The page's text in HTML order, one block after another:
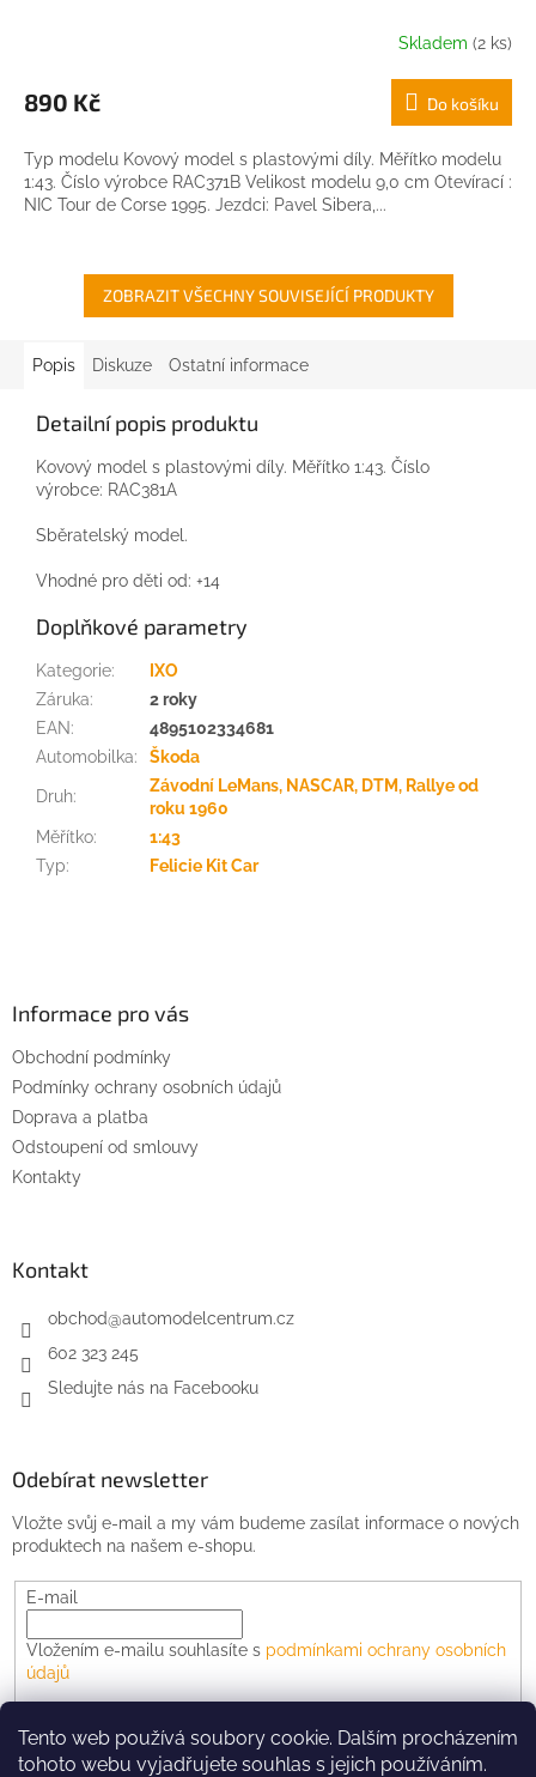
Tento web používá soubory cookie. Dalším procházením
tohoto webu vyjadřujete souhlas s jejich používáním.
Skladem (2 ks)
890 Kč Do košíku
Typ modelu Kovový model s plastovými díly. Měřítko modelu
1:43. Číslo výrobce RAC371B Velikost modelu 9,0 cm Otevírací :
NIC Tour de Corse 1995. Jezdci: Pavel Sibera,...
ZOBRAZIT VŠECHNY SOUVISEJÍCÍ PRODUKTY
Popis Diskuze Ostatní informace
Detailní popis produktu
Kovový model s plastovými díly. Měřítko 1:43. Číslo
výrobce: RAC381A
Sběratelský model.
Vhodné pro děti od: +14
Doplňkové parametry
Kategorie:
IXO
Záruka:
2 roky
EAN:
4895102334681
Automobilka: Škoda
Druh:
Závodní LeMans, NASCAR, DTM, Rallye od
roku 1960
Měřítko:
1:43
Typ: Felicie Kit Car
Informace pro vás
Obchodní podmínky
Podmínky ochrany osobních údajů
Doprava a platba
Odstoupení od smlouvy
Kontakty
Kontakt
obchod@automodelcentrum.cz
602 323 245
Sledujte nás na Facebooku
Odebírat newsletter
Vložte svůj e-mail a my vám budeme zasílat informace o nových
produktech na našem e-shopu.
E-mail
Vložením e-mailu souhlasíte s podmínkami ochrany osobních
údajů
PŘIHLÁSIT SE